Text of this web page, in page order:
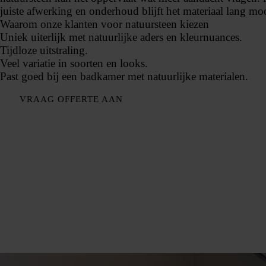
juiste afwerking en onderhoud blijft het materiaal lang
Waarom onze klanten voor natuursteen kiezen
Uniek uiterlijk met natuurlijke aders en kleurnuances.
Tijdloze uitstraling.
Veel variatie in soorten en looks.
Past goed bij een badkamer met natuurlijke materialen.
VRAAG OFFERTE AAN